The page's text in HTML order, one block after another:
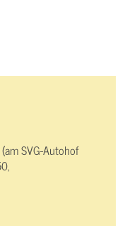
SVG-Autohof